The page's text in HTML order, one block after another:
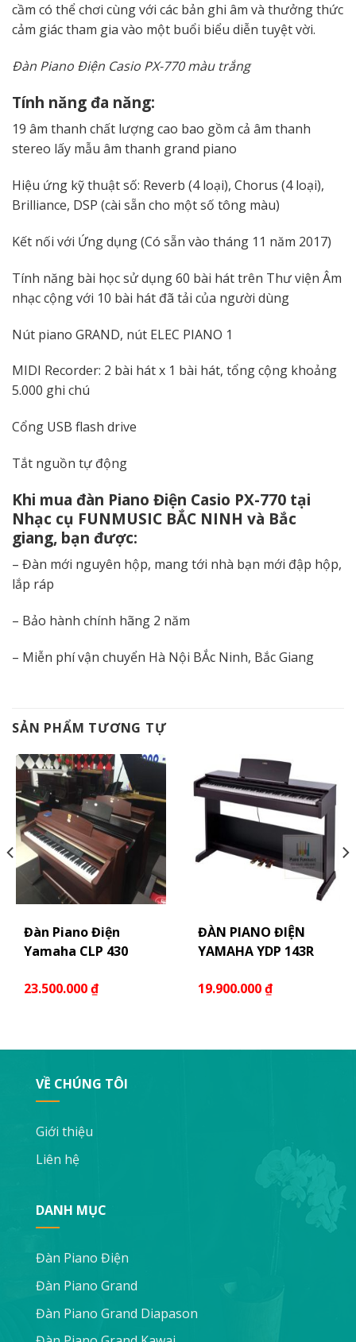
cầm có thể chơi cùng với các bản ghi âm và thưởng thức
cảm giác tham gia vào một buổi biểu diễn tuyệt vời.
Đàn Piano Điện Casio PX-770 màu trắng
Tính năng đa năng:
19 âm thanh chất lượng cao bao gồm cả âm thanh
stereo lấy mẫu âm thanh grand piano
Hiệu ứng kỹ thuật số: Reverb (4 loại), Chorus (4 loại),
Brilliance, DSP (cài sẵn cho một số tông màu)
Kết nối với Ứng dụng (Có sẵn vào tháng 11 năm 2017)
Tính năng bài học sử dụng 60 bài hát trên Thư viện Âm
nhạc cộng với 10 bài hát đã tải của người dùng
Nút piano GRAND, nút ELEC PIANO 1
MIDI Recorder: 2 bài hát x 1 bài hát, tổng cộng khoảng
5.000 ghi chú
Cổng USB flash drive
Tắt nguồn tự động
Khi mua đàn Piano Điện Casio PX-770 tại
Nhạc cụ FUNMUSIC BẮC NINH và Bắc
giang, bạn được:
– Đàn mới nguyên hộp, mang tới nhà bạn mới đập hộp,
lắp ráp
– Bảo hành chính hãng 2 năm
– Miễn phí vận chuyển Hà Nội BẮc Ninh, Bắc Giang
SẢN PHẨM TƯƠNG TỰ
Đàn Piano Điện
Yamaha CLP 430
23.500.000₫
ĐÀN PIANO ĐIỆN
YAMAHA YDP 143R
19.900.000₫
VỀ CHÚNG TÔI
Giới thiệu
Liên hệ
DANH MỤC
Đàn Piano Điện
Đàn Piano Grand
Đàn Piano Grand Diapason